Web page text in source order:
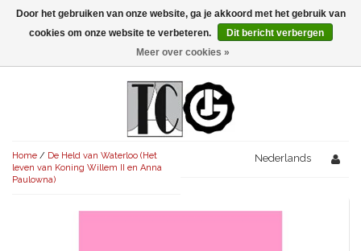
Menu
AVONDVULLEND (+75')
KORT (-30')
AVONDVULLEND (+75')
THRILLERS
Home / De Held van Waterloo (Het
leven van Koning Willem II en Anna
Paulowna)
Nederlands
Door het gebruiken van onze website, ga je akkoord met het gebruik van
cookies om onze website te verbeteren.
Dit bericht verbergen
Meer over cookies »